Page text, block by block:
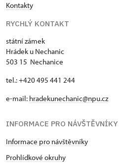
Kontakty
RYCHLÝ KONTAKT
státní zámek
Hrádek u Nechanic
503 15 Nechanice
tel.: +420 495 441 244
e-mail: hradekunechanic@npu.cz
INFORMACE PRO NÁVŠTĚVNÍKY
Informace pro návštěvníky
Prohlídkové okruhy